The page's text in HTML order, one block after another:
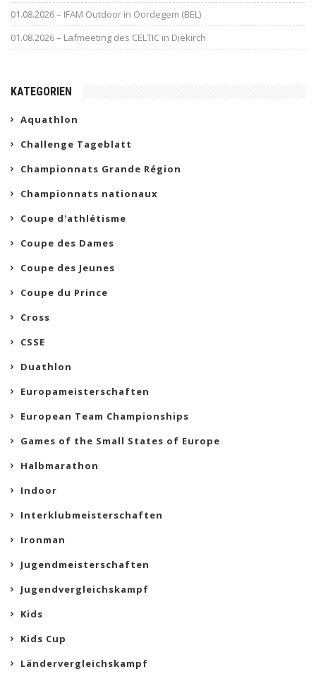
01.08.2026 – IFAM Outdoor in Oordegem (BEL)
01.08.2026 – Lafmeeting des CELTIC in Diekirch
KATEGORIEN
Aquathlon
Challenge Tageblatt
Championnats Grande Région
Championnats nationaux
Coupe d'athlétisme
Coupe des Dames
Coupe des Jeunes
Coupe du Prince
Cross
CSSE
Duathlon
Europameisterschaften
European Team Championships
Games of the Small States of Europe
Halbmarathon
Indoor
Interklubmeisterschaften
Ironman
Jugendmeisterschaften
Jugendvergleichskampf
Kids
Kids Cup
Ländervergleichskampf